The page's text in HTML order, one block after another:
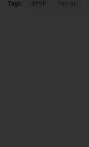
Tags: 499P ferrari